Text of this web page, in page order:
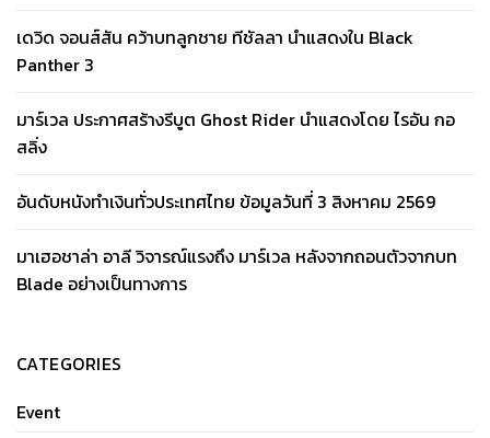
เดวิด จอนส์สัน คว้าบทลูกชาย ทีชัลลา นำแสดงใน Black
Panther 3
มาร์เวล ประกาศสร้างรีบูต Ghost Rider นำแสดงโดย ไรอัน กอ
สลิ่ง
อันดับหนังทำเงินทั่วประเทศไทย ข้อมูลวันที่ 3 สิงหาคม 2569
มาเฮอชาล่า อาลี วิจารณ์แรงถึง มาร์เวล หลังจากถอนตัวจากบท
Blade อย่างเป็นทางการ
CATEGORIES
Event